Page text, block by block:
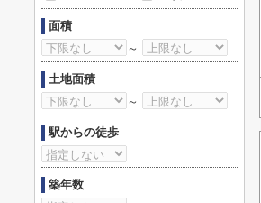
面積
～
土地面積
～
駅からの徒歩
築年数